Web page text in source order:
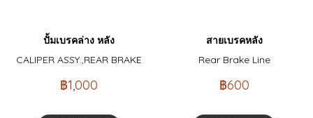
ปั้มเบรคล่าง หลัง
CALIPER ASSY.,REAR BRAKE
฿1,000
สายเบรคหลัง
Rear Brake Line
฿600